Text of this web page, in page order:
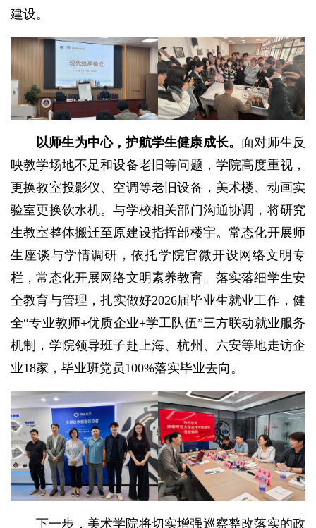
建设。
以师生为中心，护航学生健康成长。面对师生反
映教学场地不足和设备老旧等问题，学院高度重视，
更换教室投影仪、空调等老旧设备，美术楼、动画实
验室更换饮水机。与学校相关部门沟通协调，将研究
生教室整体搬迁至原建设指挥部楼宇。常态化开展师
生座谈与学情调研，依托学院官微开设网络文明专
栏，常态化开展网络文明素养教育。落实落细学生安
全教育与管理，扎实做好2026届毕业生就业工作，健
全“专业教师+优质企业+学工队伍”三方联动就业服务
机制，学院领导班子赴上海、杭州、六安等地走访企
业18家，毕业班党员100%落实毕业去向。
下一步，美术学院将切实增强巡察整改落实的政